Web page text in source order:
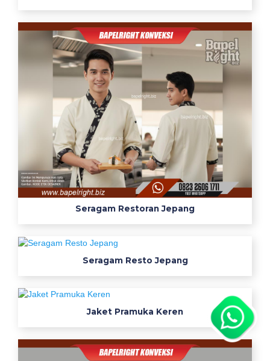
Seragam Restoran Jepang
Seragam Resto Jepang
Jaket Pramuka Keren